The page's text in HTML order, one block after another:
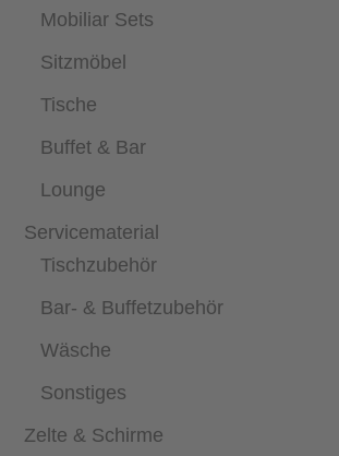
Mobiliar Sets
Sitzmöbel
Tische
Buffet & Bar
Lounge
Servicematerial
Tischzubehör
Bar- & Buffetzubehör
Wäsche
Sonstiges
Zelte & Schirme